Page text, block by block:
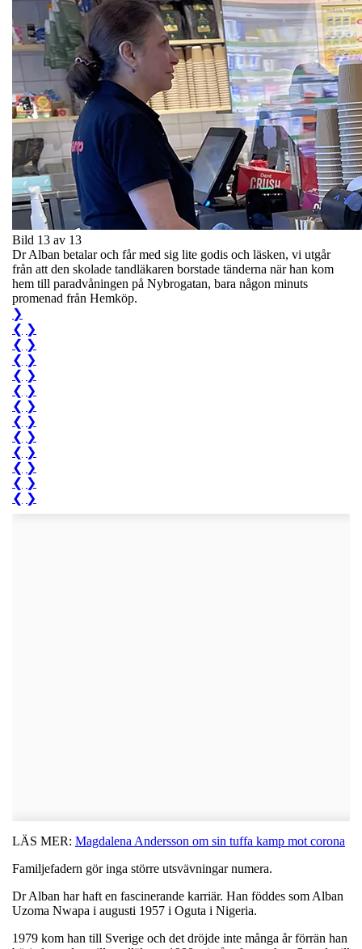
Bild 13 av 13
Dr Alban betalar och får med sig lite godis och läsken, vi utgår
från att den skolade tandläkaren borstade tänderna när han kom
hem till paradvåningen på Nybrogatan, bara någon minuts
promenad från Hemköp.
❯
❮ ❯
❮ ❯
❮ ❯
❮ ❯
❮ ❯
❮ ❯
❮ ❯
❮ ❯
❮ ❯
❮ ❯
❮ ❯
❮ ❯
LÄS MER: Magdalena Andersson om sin tuffa kamp mot corona
Familjefadern gör inga större utsvävningar numera.
Dr Alban har haft en fascinerande karriär. Han föddes som Alban
Uzoma Nwapa i augusti 1957 i Oguta i Nigeria.
1979 kom han till Sverige och det dröjde inte många år förrän han